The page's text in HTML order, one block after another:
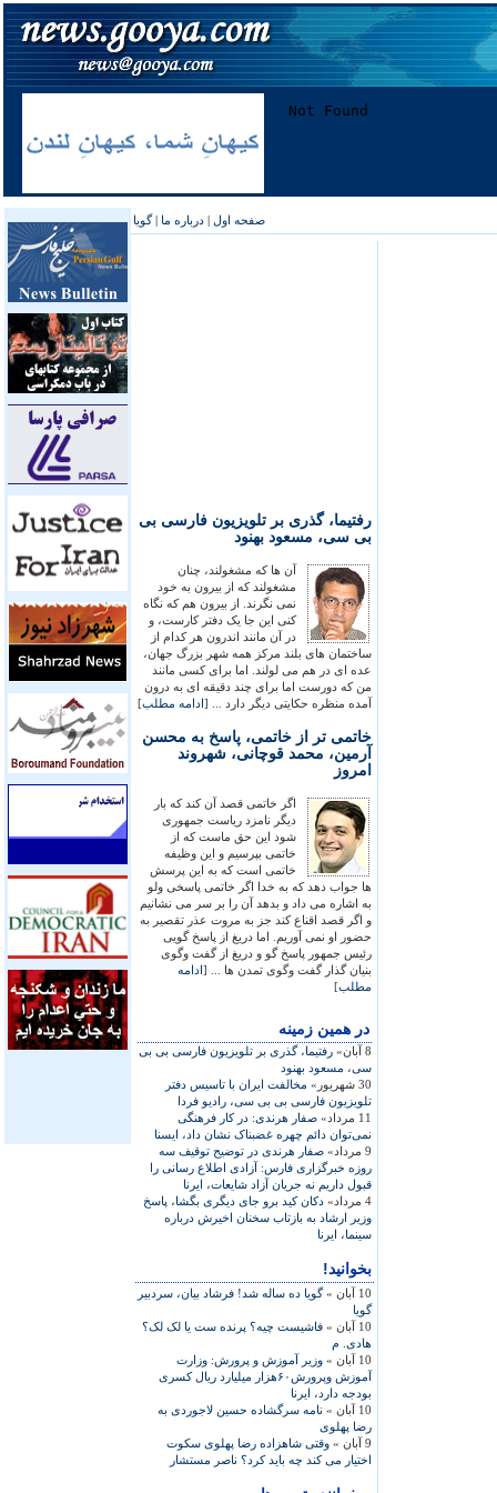
صفحه اول | درباره ما |گویا
رفتيما، گذری بر تلويزيون فارسی بی
بی سی، مسعود بهنود
آن ها که مشغولند، چنان
مشغولند که از بيرون به خود
نمی نگرند. از بيرون هم که نگاه
کنی اين جا يک دفتر کارست، و
در آن مانند اندرون هر کدام از
ساختمان های بلند مرکز همه شهر بزرگ جهان،
عده ای در هم می لولند. اما برای کسی مانند
من که دورست اما برای چند دقيقه ای به درون
آمده منظره حکايتی ديگر دارد ... [ادامه مطلب]
خاتمی تر از خاتمی، پاسخ به محسن
آرمين، محمد قوچانی، شهروند
امروز
اگر خاتمی قصد آن کند که بار
ديگر نامزد رياست جمهوری
شود اين حق ماست که از
خاتمی بپرسيم و اين وظيفه
خاتمی است که به اين پرسش
ها جواب دهد که به خدا اگر خاتمی پاسخی ولو
به اشاره می داد و بدهد آن را بر سر می نشانيم
و اگر قصد اقناع کند جز به مروت عذر تقصير به
حضور او نمی آوريم. اما دريغ از پاسخ گويی
رئيس جمهور پاسخ گو و دريغ از گفت وگوی
بنيان گذار گفت وگوی تمدن ها ... [ادامه
مطلب]
در همين زمينه
8 آبان»
رفتيما، گذری بر تلويزيون فارسی بی بی
سی، مسعود بهنود
30 شهریور»
مخالفت ایران با تاسیس دفتر
تلویزیون فارسی بی بی سی، راديو فردا
11 مرداد»
صفار هرندی: در کار فرهنگی
نمی‌توان دائم چهره غضبناک نشان داد، ايسنا
9 مرداد»
صفار هرندی در توضيح توقيف سه
روزه خبرگزاری فارس: آزادی اطلاع رسانی را
قبول داريم نه جريان آزاد شايعات، ايرنا
4 مرداد»
دکان کيد برو جای ديگری بگشا، پاسخ
وزير ارشاد به بازتاب سخنان اخيرش درباره‌
سينما، ايرنا
بخوانید!
10 آبان »
گويا ده ساله شد! فرشاد بيان، سردبير
گويا
10 آبان »
فاشيست چيه؟ پرنده ست يا لک لک؟
هادی. م
10 آبان »
وزير آموزش و پرورش: وزارت
آموزش وپرورش۶۰هزار ميليارد ريال کسری
بودجه دارد، ايرنا
10 آبان »
نامه سرگشاده حسين لاجوردی به
رضا پهلوی
9 آبان »
وقتی شاهزاده رضا پهلوی سکوت
اختيار می کند چه بايد کرد؟ ناصر مستشار